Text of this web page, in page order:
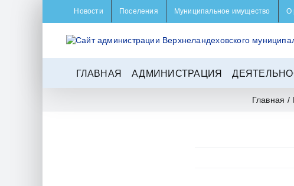
Новости Поселения Муниципальное имущество О
ГЛАВНАЯ АДМИНИСТРАЦИЯ
Главная /